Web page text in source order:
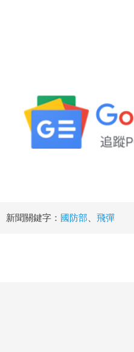
新聞關鍵字： 國防部 飛彈